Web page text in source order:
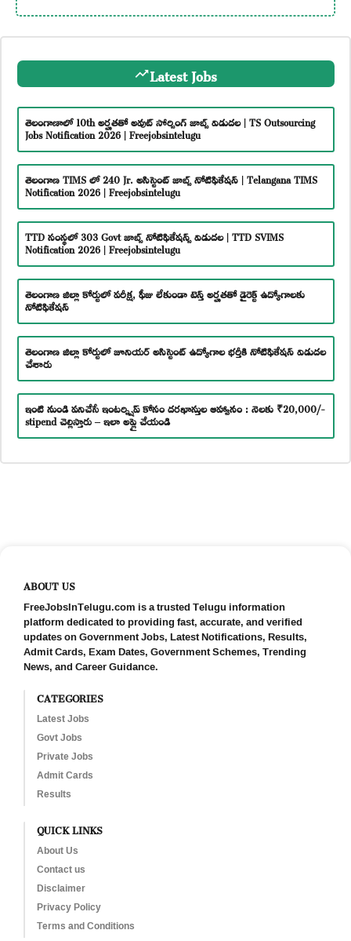
Latest Jobs
తెలంగాణాలో 10th అర్హతతో అవుట్ సోర్సింగ్ జాబ్స్ విడుదల | TS Outsourcing
Jobs Notification 2026 | Freejobsintelugu
తెలంగాణ TIMS లో 240 Jr. అసిస్టెంట్ జాబ్స్ నోటిఫికేషన్ | Telangana TIMS
Notification 2026 | Freejobsintelugu
TTD సంస్థలో 303 Govt జాబ్స్ నోటిఫికేషన్స్ విడుదల | TTD SVIMS
Notification 2026 | Freejobsintelugu
తెలంగాణ జిల్లా కోర్టులో పరీక్ష, ఫీజు లేకుండా టెన్త్ అర్హతతో డైరెక్ట్ ఉద్యోగాలకు
నోటిఫికేషన్
తెలంగాణ జిల్లా కోర్టులో జూనియర్ అసిస్టెంట్ ఉద్యోగాల భర్తీకి నోటిఫికేషన్ విడుదల
చేశారు
ఇంటి నుండి పనిచేసే ఇంటర్న్షిప్ కోసం దరఖాస్తుల ఆహ్వానం : నెలకు ₹20,000/-
stipend చెల్లిస్తారు – ఇలా అప్లై చేయండి
ABOUT US
FreeJobsInTelugu.com is a trusted Telugu information
platform dedicated to providing fast, accurate, and verified
updates on Government Jobs, Latest Notifications, Results,
Admit Cards, Exam Dates, Government Schemes, Trending
News, and Career Guidance.
CATEGORIES
Latest Jobs
Govt Jobs
Private Jobs
Admit Cards
Results
QUICK LINKS
About Us
Contact us
Disclaimer
Privacy Policy
Terms and Conditions